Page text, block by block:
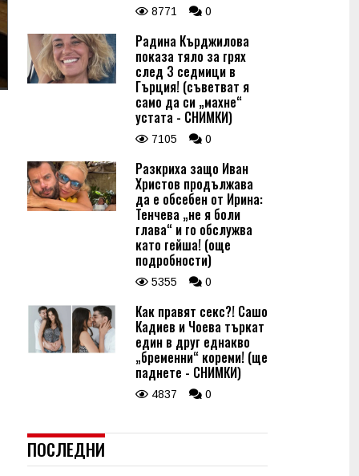
8771 0
Радина Кърджилова
показа тяло за грях
след 3 седмици в
Гърция! (съветват я
само да си „махне“
устата - СНИМКИ)
7105 0
Разкриха защо Иван
Христов продължава
да е обсебен от Ирина:
Тенчева „не я боли
глава“ и го обслужва
като гейша! (още
подробности)
5355 0
Как правят секс?! Сашо
Кадиев и Чоева търкат
един в друг еднакво
„бременни“ кореми! (ще
паднете - СНИМКИ)
4837 0
ПОСЛЕДНИ